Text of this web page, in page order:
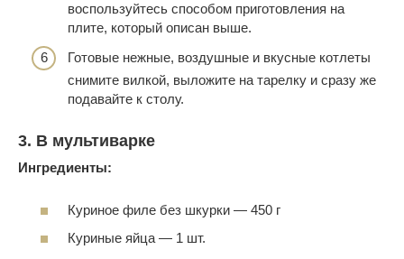
воспользуйтесь способом приготовления на
плите, который описан выше.
Готовые нежные, воздушные и вкусные котлеты
снимите вилкой, выложите на тарелку и сразу же
подавайте к столу.
3. В мультиварке
Ингредиенты:
Куриное филе без шкурки — 450 г
Куриные яйца — 1 шт.